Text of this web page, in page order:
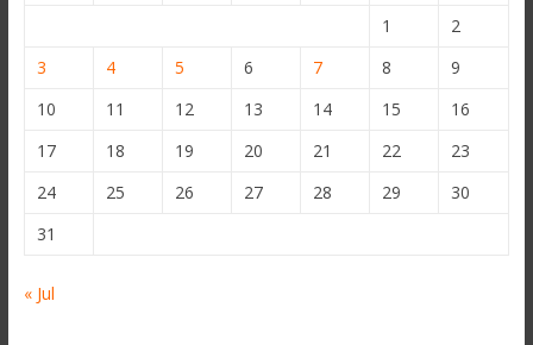
1
2
3
4 5 6 7 8
9
10
11 12 13 14 15
16
17
18 19 20 21 22
23
24
25 26 27 28 29
30
31
« Jul